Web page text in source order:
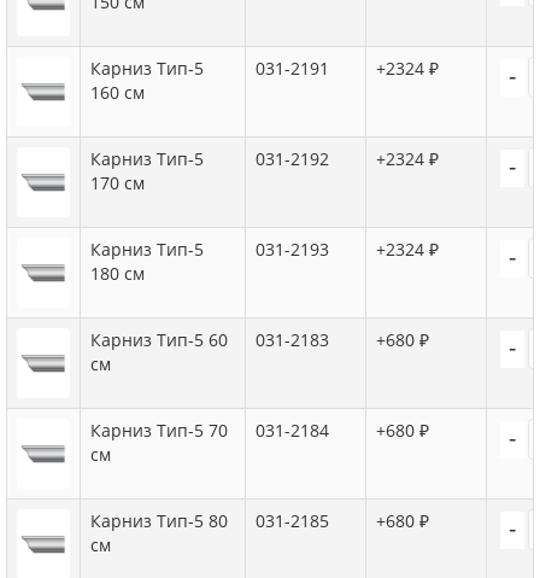
Карниз Тип-5
160 см
031-2191 +2324 ₽ -
Карниз Тип-5
170 см
031-2192 +2324 ₽ -
Карниз Тип-5
180 см
031-2193 +2324 ₽ -
Карниз Тип-5 60
см
031-2183 +680 ₽ -
Карниз Тип-5 70
см
031-2184 +680 ₽ -
Карниз Тип-5 80
см
031-2185 +680 ₽ -